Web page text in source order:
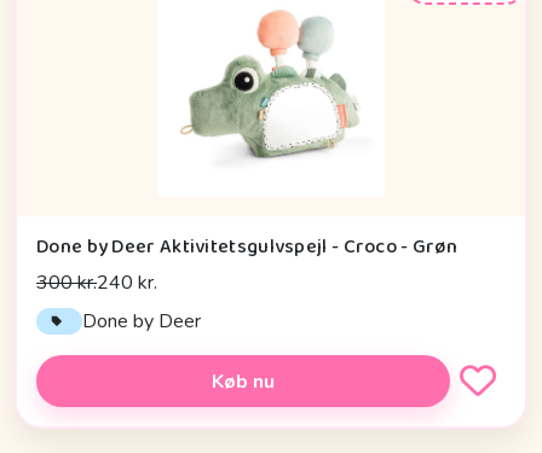
Done by Deer Aktivitetsgulvspejl - Croco - Grøn
300 kr.240 kr.
Done by Deer
Køb nu